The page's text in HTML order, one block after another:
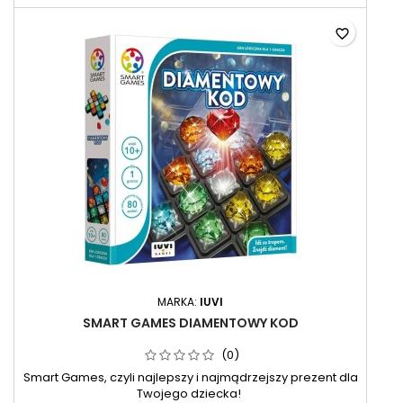
MARKA: IUVI
SMART GAMES DIAMENTOWY KOD
(0)
Smart Games, czyli najlepszy i najmądrzejszy prezent dla
Twojego dziecka!
favorite_border